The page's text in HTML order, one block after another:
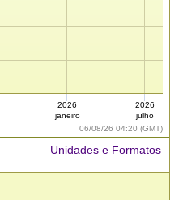
06/08/26 04:20 (GMT)
2026
janeiro
2026
julho
Unidades e Formatos